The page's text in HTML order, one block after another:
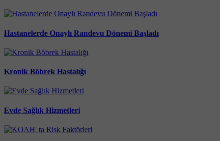
Hastanelerde Onaylı Randevu Dönemi Başladı
Kronik Böbrek Hastalığı
Evde Sağlık Hizmetleri